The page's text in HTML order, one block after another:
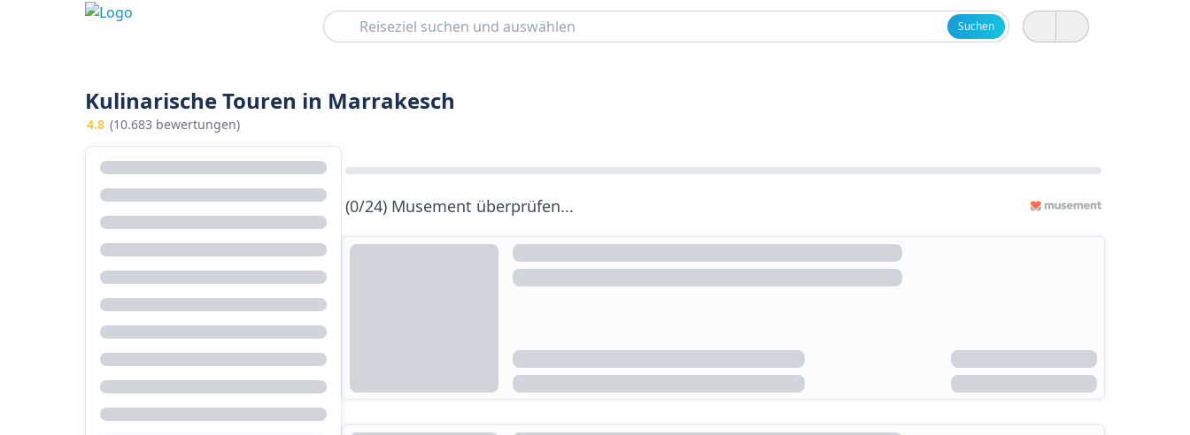
Suchen
Suchen
Kulinarische Touren in Marrakesch
4.8 (10.683 bewertungen)
(0/24) Musement überprüfen...